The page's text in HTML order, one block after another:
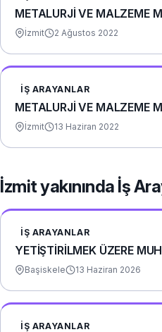
METALURJİ VE MALZEME
İzmit 2 Ağustos 2022
İŞ ARAYANLAR
METALURJİ VE MALZEME
İzmit 13 Haziran 2022
İzmit yakınında İş
İŞ ARAYANLAR
YETİŞTİRİLMEK ÜZERE
Başiskele 13 Haziran 2026
İŞ ARAYANLAR